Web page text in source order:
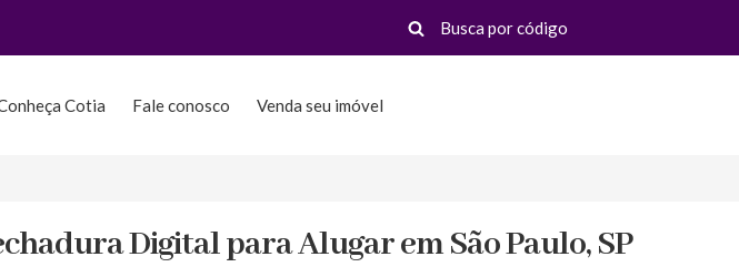
Cotia Fale conosco Venda seu imóvel
Digital para Alugar em São Paulo, SP